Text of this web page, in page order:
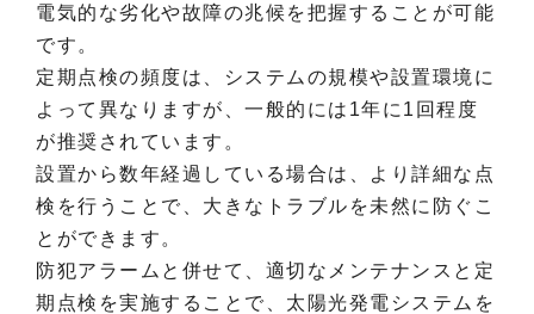
電気的な劣化や故障の兆候を把握することが可能
です。
定期点検の頻度は、システムの規模や設置環境に
よって異なりますが、一般的には1年に1回程度
が推奨されています。
設置から数年経過している場合は、より詳細な点
検を行うことで、大きなトラブルを未然に防ぐこ
とができます。
防犯アラームと併せて、適切なメンテナンスと定
期点検を実施することで、太陽光発電システムを